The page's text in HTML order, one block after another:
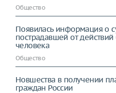
Общество
Появилась информация о
пострадавшей от
человека
Общество
Новшества в получении
граждан России